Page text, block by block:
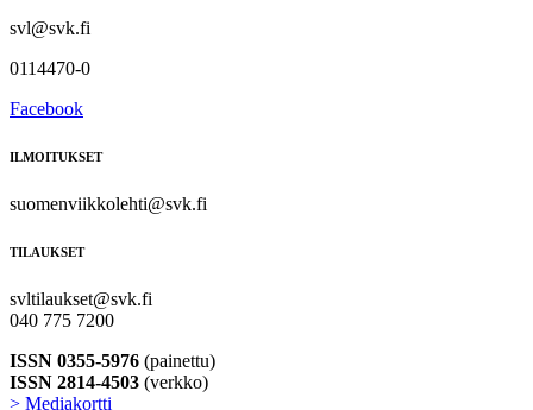
svl@svk.fi
0114470-0
Facebook
ILMOITUKSET
suomenviikkolehti@svk.fi
TILAUKSET
svltilaukset@svk.fi
040 775 7200
ISSN 0355-5976 (painettu)
ISSN 2814-4503 (verkko)
> Mediakortti